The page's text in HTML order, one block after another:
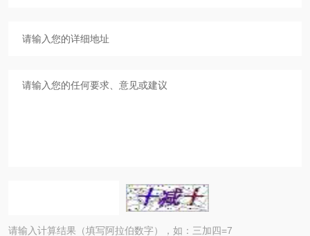
请输入计算结果（填写阿拉伯数字），如：三加四=7